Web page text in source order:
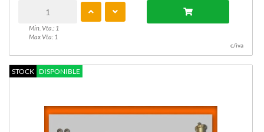
Min. Vta.: 1
Max Vta: 1
c/iva
STOCK DISPONIBLE